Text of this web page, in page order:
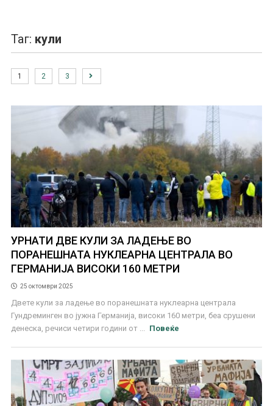
Таг: кули
1 2 3
УРНАТИ ДВЕ КУЛИ ЗА ЛАДЕЊЕ ВО
ПОРАНЕШНАТА НУКЛЕАРНА ЦЕНТРАЛА ВО
ГЕРМАНИЈА ВИСОКИ 160 МЕТРИ
25 октомври 2025
Двете кули за ладење во поранешната нуклеарна централа
Гундреминген во јужна Германија, високи 160 метри, беа срушени
денеска, речиси четири години от ...
Повеќе